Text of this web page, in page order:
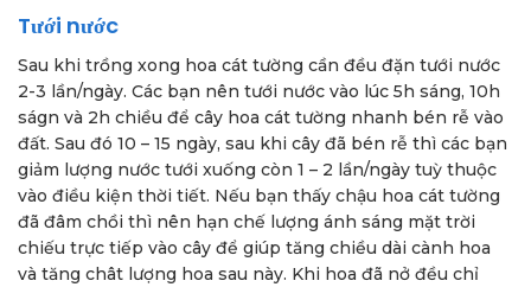
Tưới nước
Sau khi trồng xong hoa cát tường cần đều đặn tưới nước
2-3 lần/ngày. Các bạn nên tưới nước vào lúc 5h sáng, 10h
ságn và 2h chiều để cây hoa cát tường nhanh bén rễ vào
đất. Sau đó 10 – 15 ngày, sau khi cây đã bén rễ thì các bạn
giảm lượng nước tưới xuống còn 1 – 2 lần/ngày tuỳ thuộc
vào điều kiện thời tiết. Nếu bạn thấy chậu hoa cát tường
đã đâm chồi thì nên hạn chế lượng ánh sáng mặt trời
chiếu trực tiếp vào cây để giúp tăng chiều dài cành hoa
và tăng chât lượng hoa sau này. Khi hoa đã nở đều chỉ